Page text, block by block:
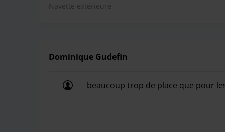
Navette extérieure
Dominique Gudefin
beaucoup trop de place que pour